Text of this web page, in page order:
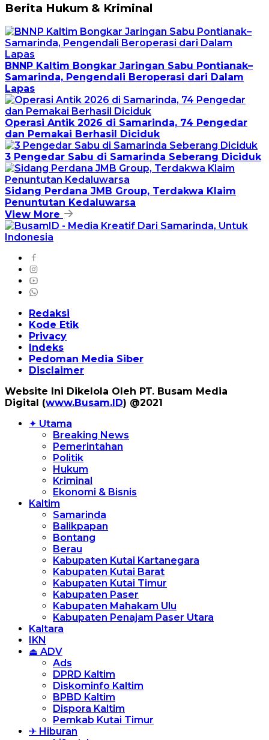
Berita Hukum & Kriminal
BNNP Kaltim Bongkar Jaringan Sabu Pontianak–
Samarinda, Pengendali Beroperasi dari Dalam
Lapas
Operasi Antik 2026 di Samarinda, 74 Pengedar
dan Pemakai Berhasil Diciduk
3 Pengedar Sabu di Samarinda Seberang Diciduk
Sidang Perdana JMB Group, Terdakwa Klaim
Penuntutan Kedaluwarsa
View More
Redaksi
Kode Etik
Privacy
Indeks
Pedoman Media Siber
Disclaimer
Website Ini Dikelola Oleh PT. Busam Media
Digital (www.Busam.ID) @2021
✦ Utama
Breaking News
Pemerintahan
Politik
Hukum
Kriminal
Ekonomi & Bisnis
Kaltim
Samarinda
Balikpapan
Bontang
Berau
Kabupaten Kutai Kartanegara
Kabupaten Kutai Barat
Kabupaten Kutai Timur
Kabupaten Paser
Kabupaten Mahakam Ulu
Kabupaten Penajam Paser Utara
Kaltara
IKN
⏏ ADV
Ads
DPRD Kaltim
Diskominfo Kaltim
BPBD Kaltim
Dispora Kaltim
Pemkab Kutai Timur
✈ Hiburan